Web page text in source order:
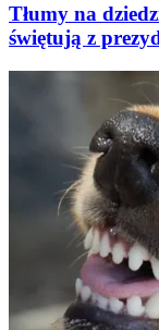
Tłumy na
świętują z